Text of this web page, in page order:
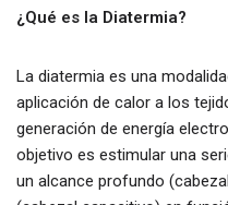
¿Qué es la Diatermia?
La diatermia es una
aplicación de calor a los
generación de energía
objetivo es estimular una
un alcance profundo